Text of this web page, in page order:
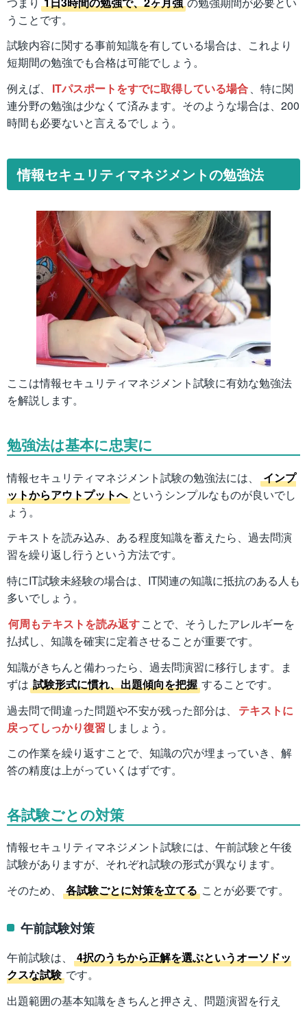
うことです。
試験内容に関する事前知識を有している場合は、これより
短期間の勉強でも合格は可能でしょう。
例えば、
ITパスポートをすでに取得している場合、特に関
連分野の勉強は少なくて済みます。そのような場合は、200
時間も必要ないと言えるでしょう。
情報セキュリティマネジメントの勉強法
ここは情報セキュリティマネジメント試験に有効な勉強法
を解説します。
勉強法は基本に忠実に
情報セキュリティマネジメント試験の勉強法には、
インプ
ットからアウトプットへ というシンプルなものが良いでし
ょう。
テキストを読み込み、ある程度知識を蓄えたら、過去問演
習を繰り返し行うという方法です。
特にIT試験未経験の場合は、IT関連の知識に抵抗のある人も
多いでしょう。
何周もテキストを読み返すことで、そうしたアレルギーを
払拭し、知識を確実に定着させることが重要です。
知識がきちんと備わったら、過去問演習に移行します。ま
ずは 試験形式に慣れ、出題傾向を把握 することです。
過去問で間違った問題や不安が残った部分は、
テキストに
戻ってしっかり復習 しましょう。
この作業を繰り返すことで、知識の穴が埋まっていき、解
答の精度は上がっていくはずです。
各試験ごとの対策
情報セキュリティマネジメント試験には、午前試験と午後
試験がありますが、それぞれ試験の形式が異なります。
そのため、
各試験ごとに対策を立てる ことが必要です。
午前試験対策
午前試験は、
4択のうちから正解を選ぶというオーソドッ
クスな試験 です。
出題範囲の基本知識をきちんと押さえ、問題演習を行え